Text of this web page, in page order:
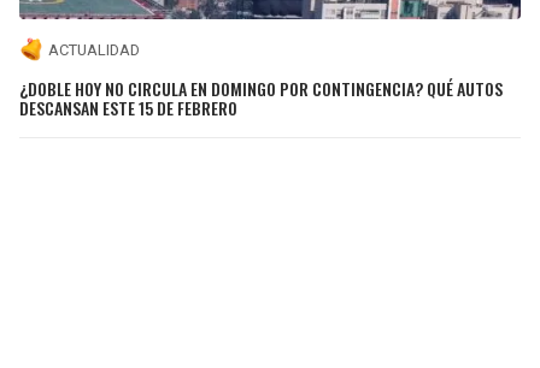
ACTUALIDAD
¿DOBLE HOY NO CIRCULA EN DOMINGO POR CONTINGENCIA? QUÉ AUTOS
DESCANSAN ESTE 15 DE FEBRERO